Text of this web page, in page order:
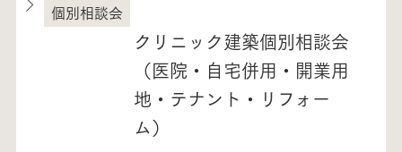
徳島県
個別相談会
クリニック建築個別相談会
（医院・自宅併用・開業用
地・テナント・リフォー
ム）